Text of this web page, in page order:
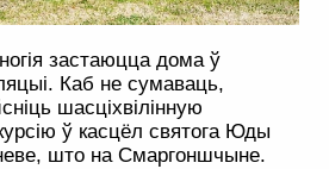
застаюцца дома ў
Каб не сумаваць,
шасціхвілінную
ў касцёл святога Юды
што на Смаргоншчыне.